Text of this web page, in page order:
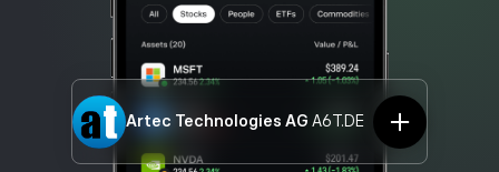
Artec Technologies AG A6T.DE